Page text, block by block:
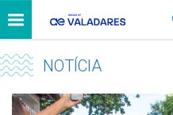
NOTÍCIA